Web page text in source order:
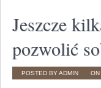
Jeszcze
pozwolić
POSTED BY ADMIN